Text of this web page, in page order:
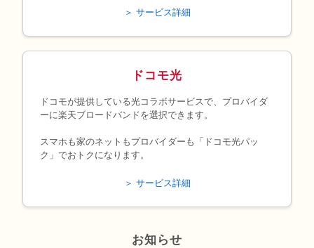
＞ サービス詳細
ドコモ光
ドコモが提供している光コラボサービスで、プロバイダ
ーに楽天ブロードバンドを選択できます。
スマホも家のネットもプロバイダーも「ドコモ光パッ
ク」でおトクになります。
＞ サービス詳細
お知らせ